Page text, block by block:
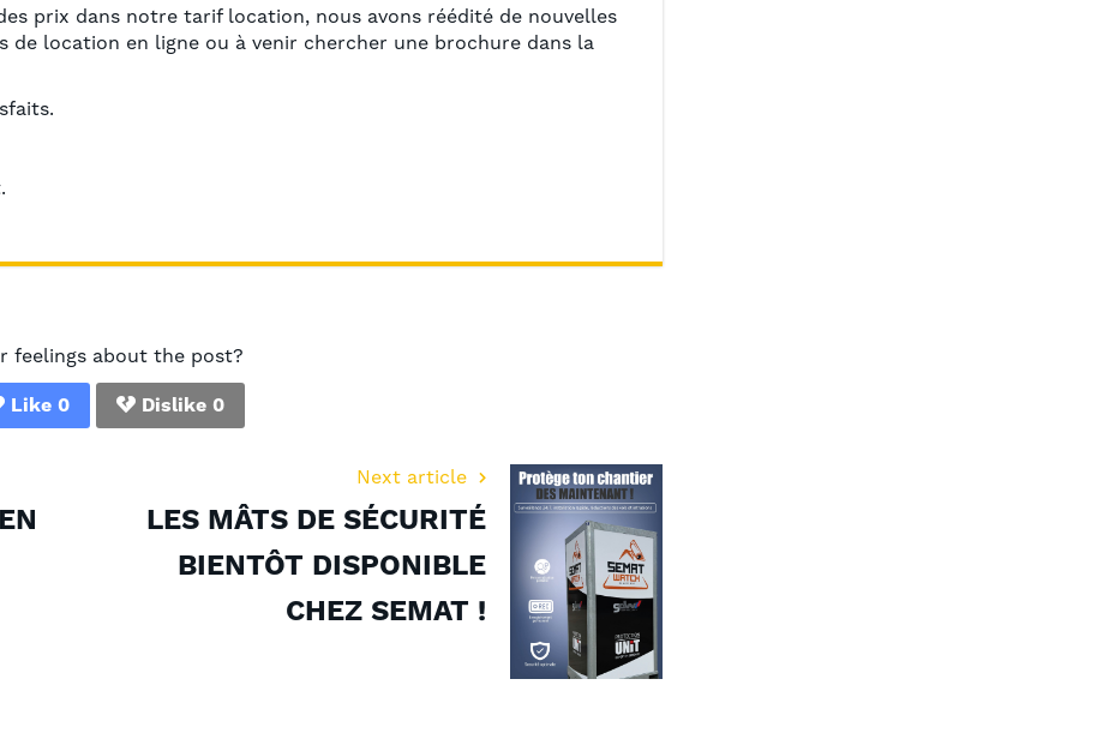
prix dans notre tarif location, nous avons réédité de nouvelles
location en ligne ou à venir chercher une brochure dans la
feelings about the post?
Like 0 Dislike 0
Next article
LES MÂTS DE SÉCURITÉ
BIENTÔT DISPONIBLE
CHEZ SEMAT !